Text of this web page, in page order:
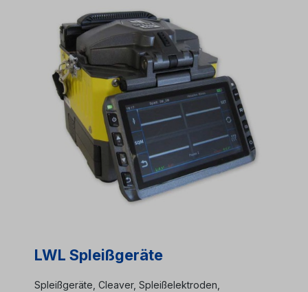
LWL Spleißgeräte
Spleißgeräte, Cleaver, Spleißelektroden,